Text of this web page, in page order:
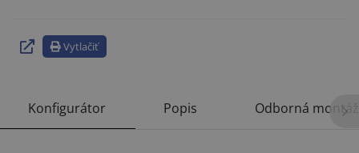
Vytlačiť
Konfigurátor Popis Odborná montáž